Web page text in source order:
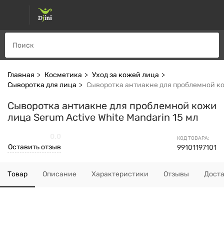
Главная Косметика
Уход за кожей лица
Сыворотка для лица
Сыворотка антиакне для проблемной
Сыворотка антиакне для проблемной кожи
лица Serum Active White Mandarin 15 мл
КОД ТОВАРА:
99101197101
Оставить отзыв
Товар Описание Характеристики Отзывы